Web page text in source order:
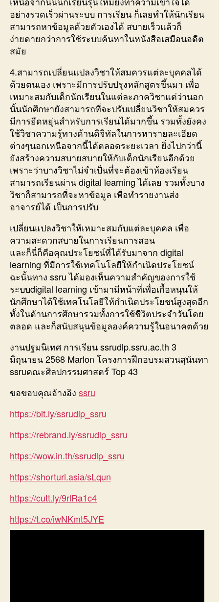
อย่างรวดเร็วผ่านระบบ การเรียน ก็เลยทำให้นักเรียน
สามารถหาข้อมูลด้วยตัวเองได้ สบายเร็วแล้วก็
ง่ายดายกว่าการใช้ระบบค้นหาในหนังสือเสมือนอดีต
สมัย
4.สามารถเปลี่ยนแปลงวิชาให้สมควรแต่ละบุคคลได้
ด้วยตนเอง เพราะมีการปรับปรุงหลักสูตรขึ้นมา เพื่อ
เหมาะสมกับเด็กนักเรียนในแต่ละภาควิชาแต่ว่านอก
นั้นนักศึกษายังสามารถที่จะปรับเปลี่ยนวิชาให้สมควร
มีการยืดหยุ่นสำหรับการเรียนได้มากขึ้น รวมทั้งยังคง
ใช้วิชาความรู้ทางด้านดิจิทัลในการหารายละเอียด
ต่างๆนอกเหนือจากนี้ได้ตลอดระยะเวลา ยิ่งไปกว่านี้
ยังสร้างความสบายสบายให้กับเด็กนักเรียนอีกด้วย
เพราะว่าบางวิชาไม่จำเป็นที่จะต้องเข้าห้องเรียน
สามารถเรียนผ่าน digital learning ได้เลย รวมทั้งบาง
วิชาก็สามารถที่จะหาข้อมูล เพื่อทำรายงานส่ง
อาจารย์ได้ เป็นการปรับ
เปลี่ยนแปลงวิชาให้เหมาะสมกับแต่ละบุคคล เพื่อ
ความสะดวกสบายในการเรียนการสอน
และก็นี่ก็คือคุณประโยชน์ที่ได้รับมาจาก digital
learning ที่มีการใช้เทคโนโลยีให้กำเนิดประโยชน์
ฉะนั้นทาง ssru ได้มองเห็นความสำคัญของการใช้
ระบบdigital learning เข้ามามีหน้าที่เพื่อเกื้อหนุนให้
นักศึกษาได้ใช้เทคโนโลยีให้กำเนิดประโยชน์สูงสุดอีก
ทั้งในด้านการศึกษารวมทั้งการใช้ชีวิตประจำวันโดย
ตลอด และก็สนับสนุนข้อมูลองค์ความรู้ในอนาคตด้วย
งานปฐมนิเทศ การเรียน ssrudlp.ssru.ac.th 3
มิถุนายน 2568 Marlon โครงการฝึกอบรมสวนสุนันทา
ssruคณะศิลปกรรมศาสตร์ Top 43
ขอขอบคุณอ้างอิง ssru
https://bit.ly/ssrudlp_ssru
https://rebrand.ly/ssrudlp_ssru
https://wow.in.th/ssrudlp_ssru
https://shorturl.asia/sLqun
https://cutt.ly/9rlRa1c4
https://t.co/iwNKmt5JYE